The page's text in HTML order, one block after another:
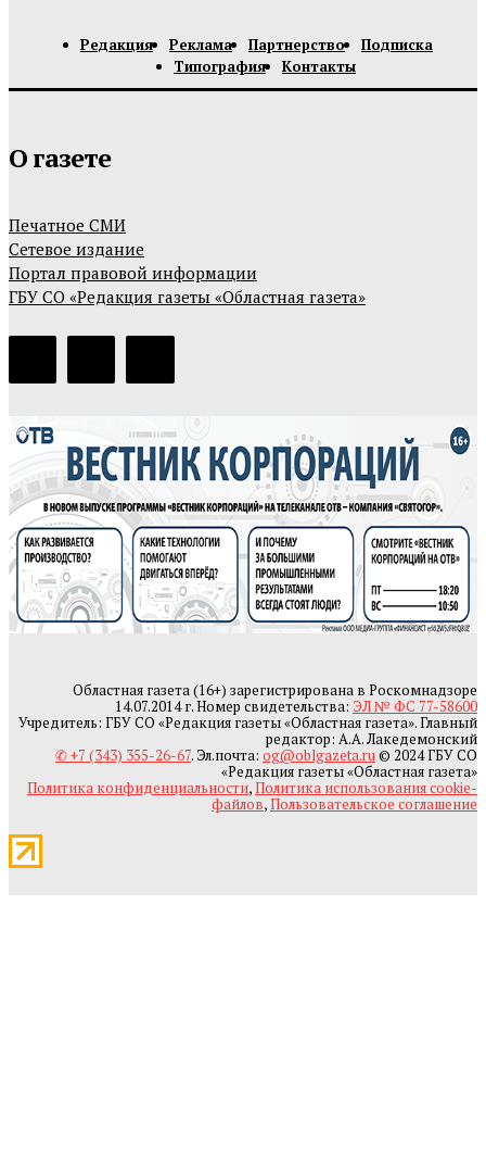
Редакция Реклама Партнерство
Подписка
Типография
Контакты
О газете
Печатное СМИ
Сетевое издание
Портал правовой информации
ГБУ СО «Редакция газеты «Областная газета»
Областная газета (16+) зарегистрирована в Роскомнадзоре
14.07.2014 г. Номер свидетельства: ЭЛ № ФС 77-58600
Учредитель: ГБУ СО «Редакция газеты «Областная газета». Главный
редактор: А.А. Лакедемонский
✆ +7 (343) 355-26-67. Эл.почта: og@oblgazeta.ru© 2024 ГБУ СО
«Редакция газеты «Областная газета»
Политика конфиденциальности,Политика использования cookie-
файлов,Пользовательское соглашение